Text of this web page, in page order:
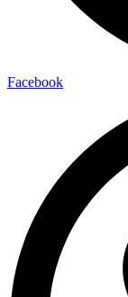
Facebook